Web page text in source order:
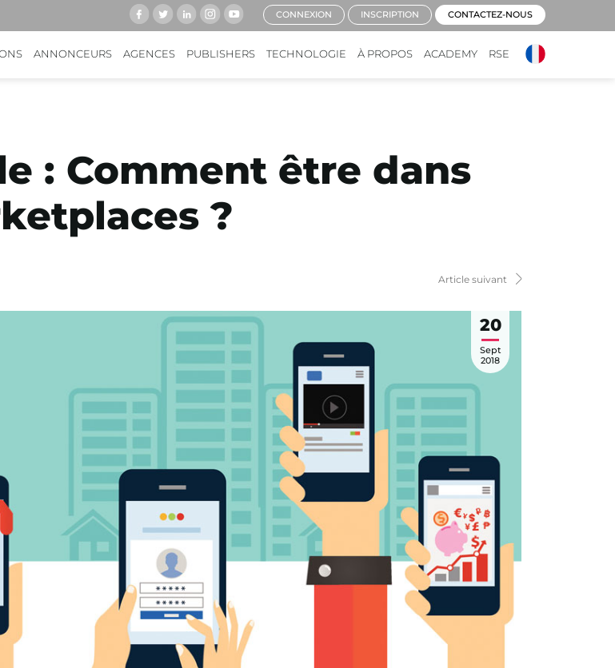
ANNONCEURS AGENCES PUBLISHERS TECHNOLOGIE À PROPOS ACADEMY RSE
CONNEXION INSCRIPTION CONTACTEZ-NOUS
: Comment être dans
?
Article suivant
20
Sept
2018